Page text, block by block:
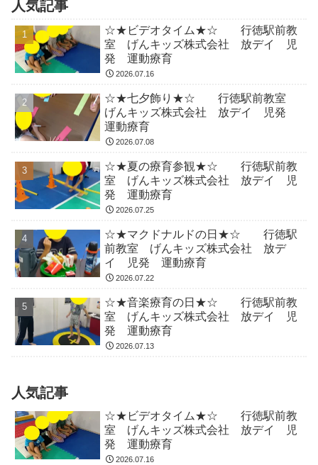
人気記事
☆★ビデオタイム★☆ 行徳駅前教
室 げんキッズ株式会社 放デイ 児
発 運動療育
2026.07.16
☆★七夕飾り★☆ 行徳駅前教室
げんキッズ株式会社 放デイ 児発
運動療育
2026.07.08
☆★夏の療育参観★☆ 行徳駅前教
室 げんキッズ株式会社 放デイ 児
発 運動療育
2026.07.25
☆★マクドナルドの日★☆ 行徳駅
前教室 げんキッズ株式会社 放デ
イ 児発 運動療育
2026.07.22
☆★音楽療育の日★☆ 行徳駅前教
室 げんキッズ株式会社 放デイ 児
発 運動療育
2026.07.13
人気記事
☆★ビデオタイム★☆ 行徳駅前教
室 げんキッズ株式会社 放デイ 児
発 運動療育
2026.07.16